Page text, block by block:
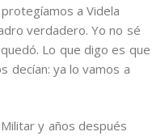
a Videla
verdadero. Yo no sé
Lo que digo es que
decían: ya lo vamos a
y años después